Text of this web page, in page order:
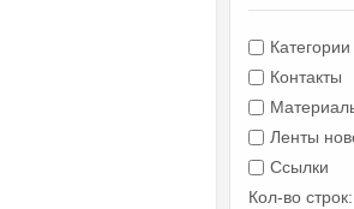
Категории
Контакты
Ленты
Ссылки
Кол-во строк: